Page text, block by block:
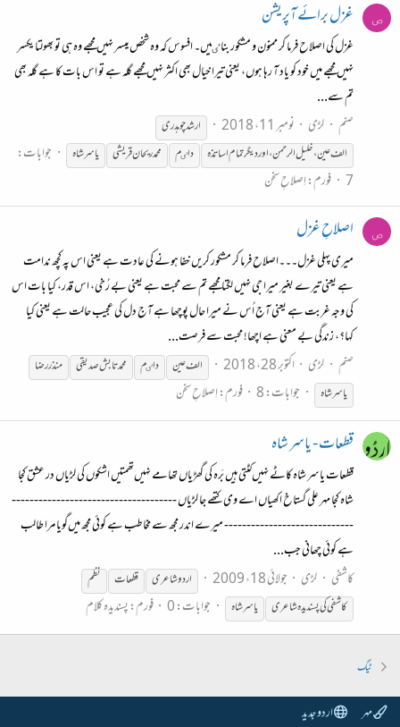
ص غزل برائے آپریشن
غزل کی اصلاح فرما کر ممنون و مشکور بناٸیں۔ افسوس کہ وہ شخص میسر نہیں مجھے وہ ہی تو بھولتا یکسر
نہیں مجھے میں خود کو یاد آ رہا ہوں، یعنی تیرا خیال بھی اکثر نہیں مجھے گلہ ہے تو اس بات کا ہے گلہ بھی
تم سے...
صنم لڑی نومبر 11، 2018
ارشد چوہدری
الف عین ، خلیل الرحمن ، اور دیگر تمام اساتذہ
داٸم محمد ریحان قریشی یاسرشاہ
جوابات:
7 فورم:اِصلاحِ سخن
ص اصلاحِ غزل
میری پہلی غزل۔۔۔اصلاح فرما کر مشکور کریں خفا ہونے کی عادت ہے یعنی اس پہ کچھ ندامت
ہے یعنی تیرے بغیر میرا جی نہیں لگتا مجھے تم سے محبت ہے یعنی بے رُخی، اس قدر، کیا بات اس
کی وجہ غربت ہے یعنی آج اُس نے میرا حال پوچھا ہے آج دل کی عجیب حالت ہے یعنی کیا
کہا؟، زندگی بے معنی ہے اچھا! محبت سے فرصت...
صنم لڑی اکتوبر 28، 2018 الف عین داٸم محمد تابش صدیقی
منذر رضا
یاسرشاہ جوابات: 8 فورم:اِصلاحِ سخن
قطعات - یاسر شاہ
قطعات یاسر شاہ کاٹے نہیں‌کٹتی ہیں بَرہ کی گھڑیاں تھامے نہیں‌تھمتیں اشکوں کی لڑیاں در عشق کجا
شاہ کجا مہر علی گستاخ اکھیاں اے وی کتھے جا لڑیاں -------------------------------------
----------------------------- میرے اندر مجھ سے مخاطب ہے کوئی مجھ میں‌گویا مرا طالب
ہے کوئی چھانی جب...
کاشفی
لڑی جولائی 18، 2009 اردو شاعری قطعات
نظم
کاشفی کی پسندیدہ شاعری
یاسرشاہ جوابات: 0 فورم:پسندیدہ کلام
ٹیگ
مہر اردو جدید